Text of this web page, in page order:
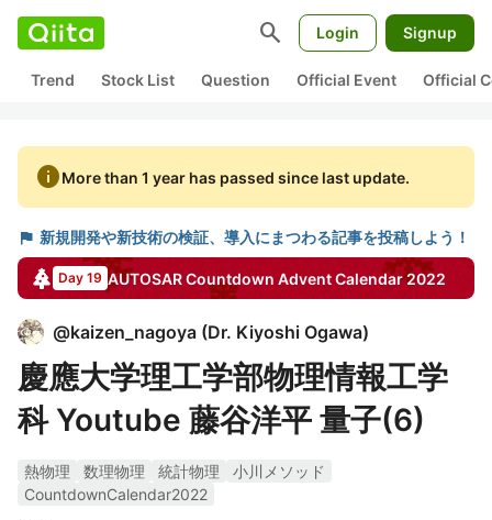
search Login Signup
Trend Stock List Question Official Event Official
infoMore than 1 year has passed since last update.
flag 新規開発や新技術の検証、導入にまつわる記事を投稿しよう！
Day 19 AUTOSAR Countdown Advent Calendar 2022
@kaizen_nagoya (Dr. Kiyoshi Ogawa)
慶應大学理工学部物理情報工学
科 Youtube 藤谷洋平 量子(6)
熱物理 数理物理 統計物理
小川メソッド
CountdownCalendar2022